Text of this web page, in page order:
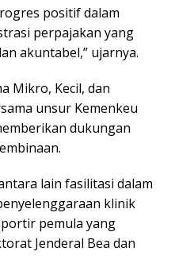
positif dalam
perpajakan yang
akuntabel,” ujarnya.
Mikro, Kecil, dan
unsur Kemenkeu
dukungan
lain fasilitasi dalam
klinik
pemula yang
Jenderal Bea dan